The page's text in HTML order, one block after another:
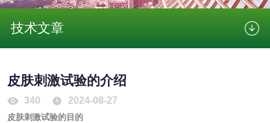
技术文章
皮肤刺激试验的介绍
340 2024-08-27
皮肤刺激试验的目的